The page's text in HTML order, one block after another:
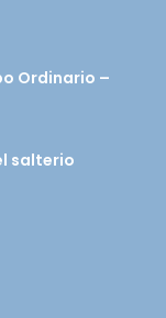
Ordinario –
salterio